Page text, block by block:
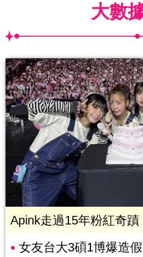
大數
Apink走過15年粉紅奇
女友台大3碩1博爆造